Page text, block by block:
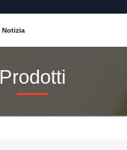
Notizia
Prodotti